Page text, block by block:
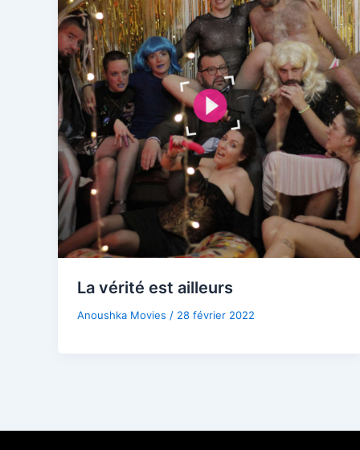
La vérité est ailleurs
Anoushka Movies / 28 février 2022